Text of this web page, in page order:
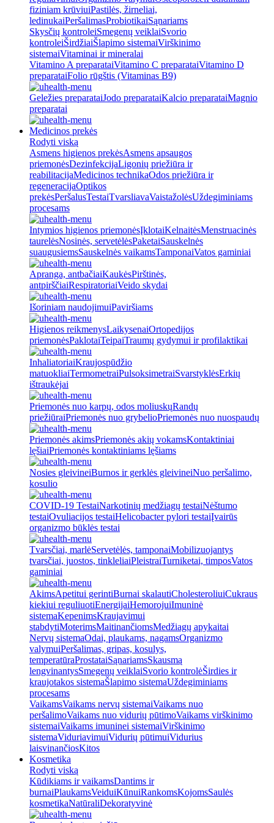
fiziniam krūviuiPastilės, žirneliai,
ledinukaiPeršalimasProbiotikaiSąnariams
Skysčių kontroleiSmegenų veiklaiSvorio
kontroleiŠirdžiaiŠlapimo sistemaiVirškinimo
sistemaiVitaminai ir mineralai
Vitamino A preparataiVitamino C preparataiVitamino D
preparataiFolio rūgštis (Vitaminas B9)
Geležies preparataiJodo preparataiKalcio preparataiMagnio
preparatai
Medicinos prekės
Rodyti viską
Asmens higienos prekėsAsmens apsaugos
priemonėsDezinfekcijaLigonių priežiūra ir
reabilitacijaMedicinos technikaOdos priežiūra ir
regeneracijaOptikos
prekėsPeršalusTestaiTvarsliavaVaistažolėsUždegiminiams
procesams
Intymios higienos priemonėsĮklotaiKelnaitėsMenstruacinės
taurelėsNosinės, servetėlėsPaketaiSauskelnės
suaugusiemsSauskelnės vaikamsTamponaiVatos gaminiai
Apranga, antbačiaiKaukėsPirštinės,
antpirščiaiRespiratoriaiVeido skydai
Išoriniam naudojimuiPaviršiams
Higienos reikmenysLaikysenaiOrtopedijos
priemonėsPaklotaiTeipaiTraumų gydymui ir profilaktikai
InhaliatoriaiKraujospūdžio
matuokliaiTermometraiPulsoksimetraiSvarstyklėsErkių
ištraukėjai
Priemonės nuo karpų, odos moliuskųRandų
priežiūraiPriemonės nuo grybelioPriemonės nuo nuospaudų
Priemonės akimsPriemonės akių vokamsKontaktiniai
lęšiaiPriemonės kontaktiniams lęšiams
Nosies gleivineiBurnos ir gerklės gleivineiNuo peršalimo,
kosulio
COVID-19 TestaiNarkotinių medžiagų testaiNėštumo
testaiOvuliacijos testaiHelicobacter pylori testaiĮvairūs
organizmo būklės testai
Tvarsčiai, marlėServetėlės, tamponaiMobilizuojantys
tvarsčiai, juostos, tinkleliaiPleistraiTurniketai, timposVatos
gaminiai
AkimsApetitui gerintiBurnai skalautiCholesteroliuiCukraus
kiekiui reguliuotiEnergijaiHemorojuiImuninė
sistemaKepenimsKraujavimui
stabdytiMoterimsMaitinančiomsMedžiagų apykaitai
Nervų sistemaOdai, plaukams, nagamsOrganizmo
valymuiPeršalimas, gripas, kosulys,
temperatūraProstataiSąnariamsSkausmą
lengvinantysSmegenų veiklaiSvorio kontrolėŠirdies ir
kraujotakos sistemaŠlapimo sistemaUždegiminiams
procesams
VaikamsVaikams nervų sistemaiVaikams nuo
peršalimoVaikams nuo vidurių pūtimoVaikams virškinimo
sistemaiVaikams imuninei sistemaiVirškinimo
sistemaViduriavimuiVidurių pūtimuiVidurius
laisvinančiosKitos
Kosmetika
Rodyti viską
Kūdikiams ir vaikamsDantims ir
burnaiPlaukamsVeiduiKūnuiRankomsKojomsSaulės
kosmetikaNatūraliDekoratyvinė